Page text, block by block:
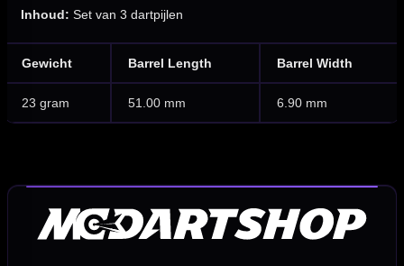
Inhoud: Set van 3 dartpijlen
Gewicht Barrel Length Barrel Width
23 gram 51.00 mm 6.90 mm